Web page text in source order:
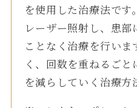
を使用した治療法で
レーザー照射し、患
ことなく治療を行いま
く、回数を重ねるご
を減らしていく治療方